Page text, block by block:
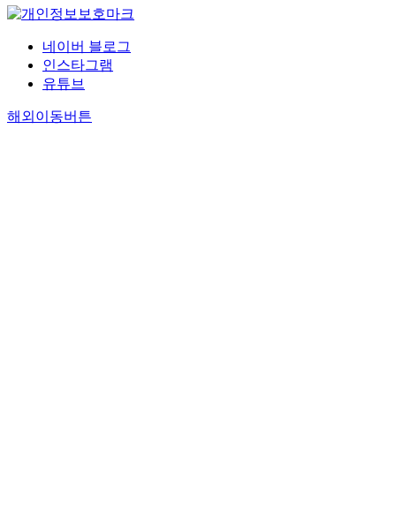
네이버 블로그
인스타그램
유튜브
해외이동버튼